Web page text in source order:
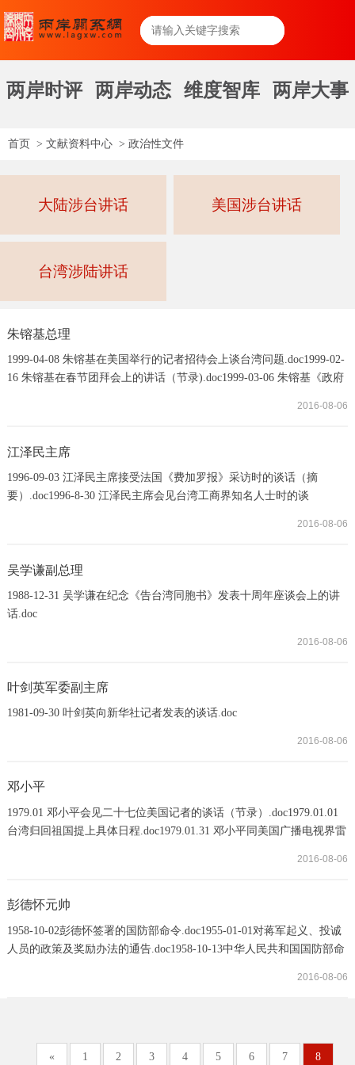
两岸时评 两岸动态 维度智库 两岸大事
首页 > 文献资料中心 > 政治性文件
大陆涉台讲话 美国涉台讲话
台湾涉陆讲话
朱镕基总理
1999-04-08 朱镕基在美国举行的记者招待会上谈台湾问题.doc1999-02-
16 朱镕基在春节团拜会上的讲话（节录).doc1999-03-06 朱镕基《政府
重分裂活动决不会坐视不管.doc2000-03-15 朱镕基：相信台湾同胞会
2016-08-06
江泽民主席
1996-09-03 江泽民主席接受法国《费加罗报》采访时的谈话（摘
要）.doc1996-8-30 江泽民主席会见台湾工商界知名人士时的谈
成立庆典上的讲话.doc1997-07-01 江泽民主席在首都各界庆祝香港回
归祖国大会上的讲话(下).doc1998-11-26 江泽民访问...
2016-08-06
吴学谦副总理
1988-12-31 吴学谦在纪念《告台湾同胞书》发表十周年座谈会上的讲
话.doc
2016-08-06
叶剑英军委副主席
1981-09-30 叶剑英向新华社记者发表的谈话.doc
2016-08-06
邓小平
1979.01 邓小平会见二十七位美国记者的谈话（节录）.doc1979.01.01
台湾归回祖国提上具体日程.doc1979.01.31 邓小平同美国广播电视界雷
想.doc1984.02.12 邓小平在会见美国乔治城大学战略与国际问题研究中
2016-08-06
彭德怀元帅
1958-10-02彭德怀签署的国防部命令.doc1955-01-01对蒋军起义、投诚
人员的政策及奖励办法的通告.doc1958-10-13中华人民共和国国防部命
2016-08-06
« 1 2 3 4 5 6 7 8